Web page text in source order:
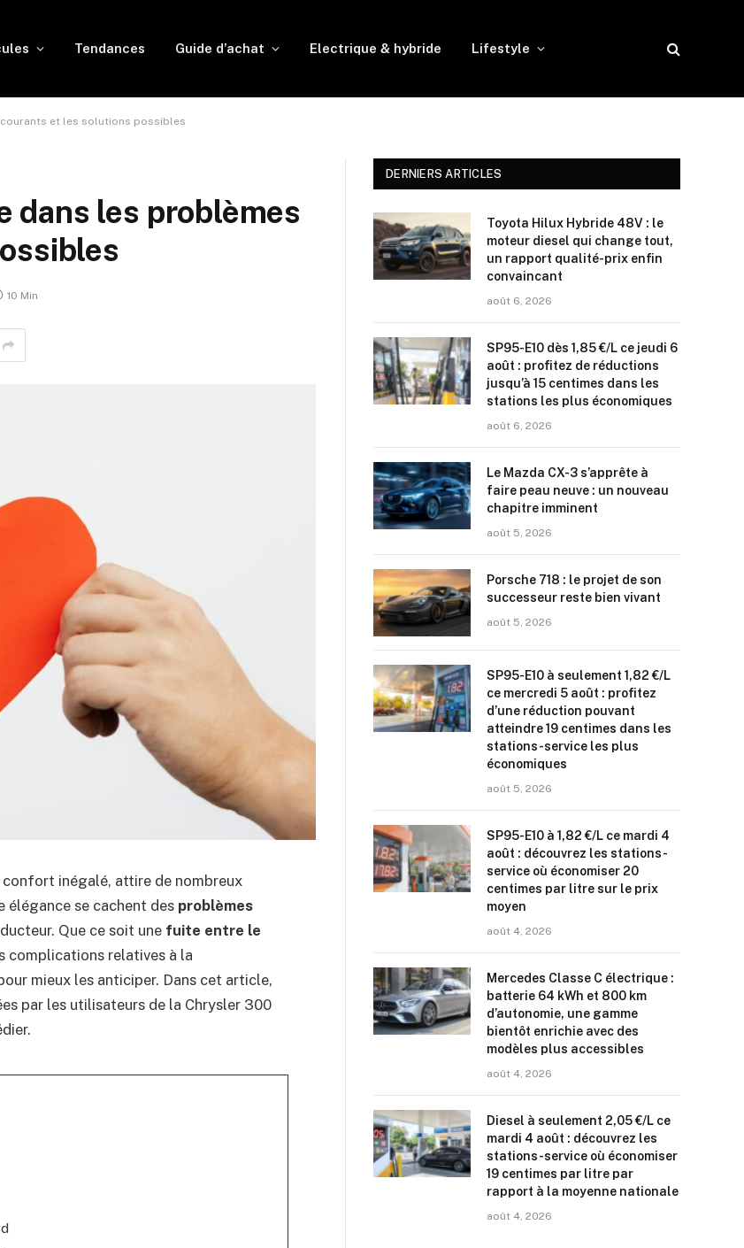
Tendances Guide d’achat Electrique & hybride Lifestyle
et les solutions possibles
dans les problèmes
10 Min
inégalé, attire de nombreux
élégance se cachent des problèmes
Que ce soit une fuite entre le
complications relatives à la
mieux les anticiper. Dans cet article,
par les utilisateurs de la Chrysler 300
DERNIERS ARTICLES
Toyota Hilux Hybride 48V : le
moteur diesel qui change tout,
un rapport qualité-prix enfin
convaincant
août 6, 2026
SP95-E10 dès 1,85 €/L ce jeudi 6
août : profitez de réductions
jusqu’à 15 centimes dans les
stations les plus économiques
août 6, 2026
Le Mazda CX-3 s’apprête à
faire peau neuve : un nouveau
chapitre imminent
août 5, 2026
Porsche 718 : le projet de son
successeur reste bien vivant
août 5, 2026
SP95-E10 à seulement 1,82 €/L
ce mercredi 5 août : profitez
d’une réduction pouvant
atteindre 19 centimes dans les
stations-service les plus
économiques
août 5, 2026
SP95-E10 à 1,82 €/L ce mardi 4
août : découvrez les stations-
service où économiser 20
centimes par litre sur le prix
moyen
août 4, 2026
Mercedes Classe C électrique :
batterie 64 kWh et 800 km
d’autonomie, une gamme
bientôt enrichie avec des
modèles plus accessibles
août 4, 2026
Diesel à seulement 2,05 €/L ce
mardi 4 août : découvrez les
stations-service où économiser
19 centimes par litre par
rapport à la moyenne nationale
août 4, 2026